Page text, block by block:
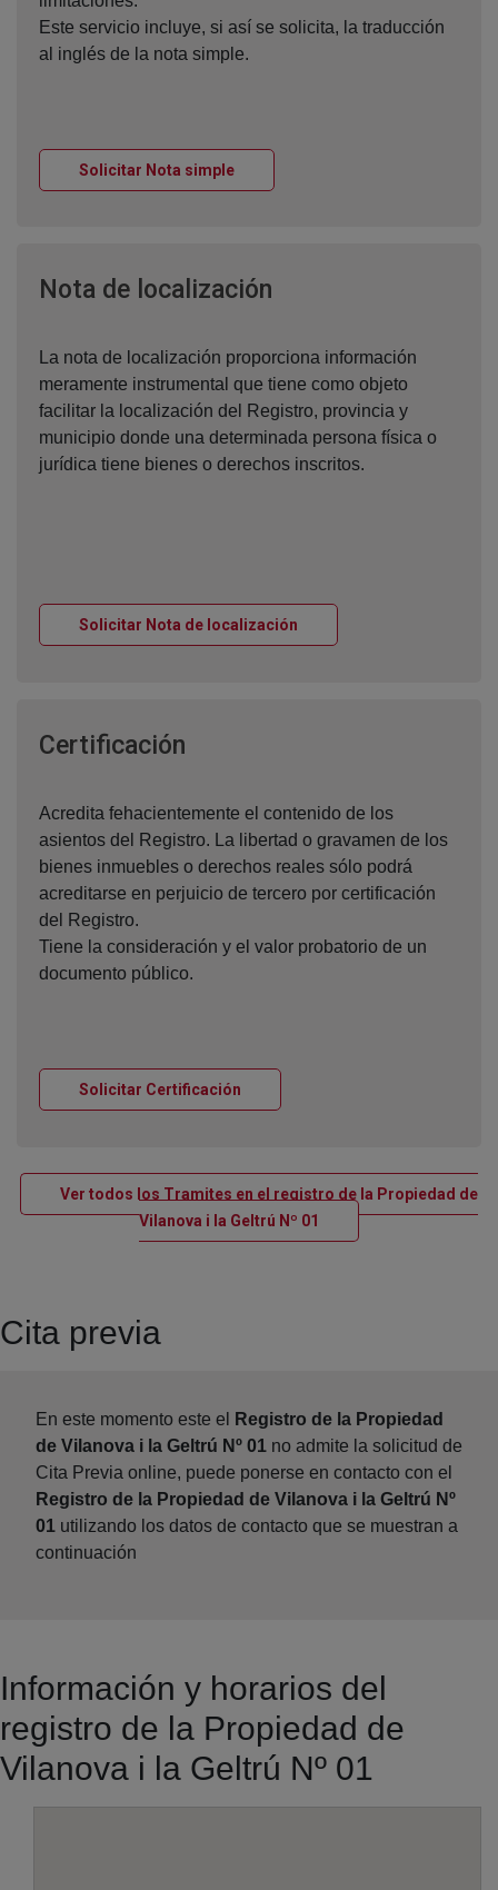
Este servicio incluye, si así se solicita, la traducción
al inglés de la nota simple.
Solicitar Nota simpleVentana nueva
Nota de localización
La nota de localización proporciona información
meramente instrumental que tiene como objeto
facilitar la localización del Registro, provincia y
municipio donde una determinada persona física o
jurídica tiene bienes o derechos inscritos.
Solicitar Nota de localización
Certificación
Acredita fehacientemente el contenido de los
asientos del Registro. La libertad o gravamen de los
bienes inmuebles o derechos reales sólo podrá
acreditarse en perjuicio de tercero por certificación
del Registro.
Tiene la consideración y el valor probatorio de un
documento público.
Solicitar Certificación
Ver todos los Tramites en el registro de la Propiedad de
Vilanova i la Geltrú Nº 01
Ventana nueva
Cita previa
En este momento este el
Registro de la Propiedad
de Vilanova i la Geltrú Nº 01 no admite la solicitud de
Cita Previa online, puede ponerse en contacto con el
Registro de la Propiedad de Vilanova i la Geltrú Nº
01 utilizando los datos de contacto que se muestran a
continuación
Información y horarios del
registro de la Propiedad de
Vilanova i la Geltrú Nº 01